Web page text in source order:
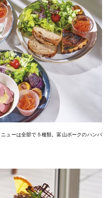
ニューは全部で５種類。富山 ポークのハンバ